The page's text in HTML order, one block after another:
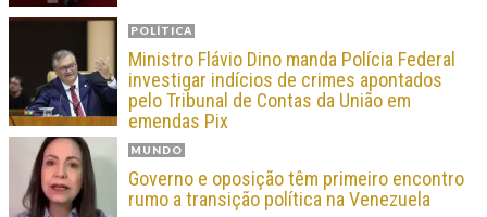
POLÍTICA
Ministro Flávio Dino manda Polícia Federal
investigar indícios de crimes apontados
pelo Tribunal de Contas da União em
emendas Pix
MUNDO
Governo e oposição têm primeiro encontro
rumo a transição política na Venezuela